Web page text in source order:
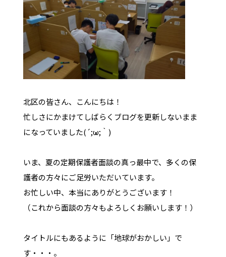
北区の皆さん、こんにちは！
忙しさにかまけてしばらくブログを更新しないまま
になっていました(´;ω;｀)
いま、夏の定期保護者面談の真っ最中で、多くの保
護者の方々にご足労いただいています。
お忙しい中、本当にありがとうございます！
（これから面談の方々もよろしくお願いします！）
タイトルにもあるように「地球がおかしい」で
す・・・。